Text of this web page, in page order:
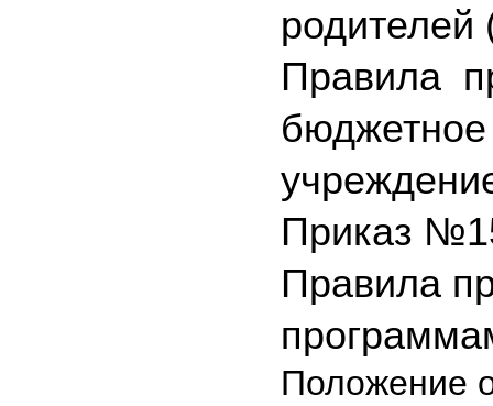
родителей
Правила
Приказ
Правила
Положение